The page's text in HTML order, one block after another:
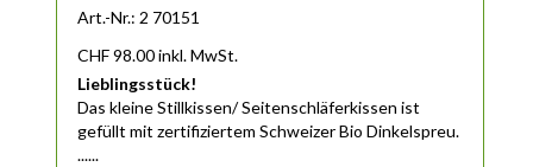
Art.-Nr.: 2 70151
CHF98.00 inkl. MwSt.
Lieblingsstück!
Das kleineStillkissen/ Seitenschläferkissen ist
gefüllt mit zertifiziertem Schweizer Bio Dinkelspreu.
......